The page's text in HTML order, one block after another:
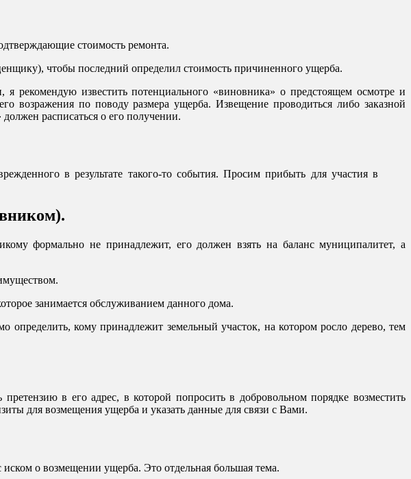
стоимость ремонта.
чтобы последний определил стоимость причиненного ущерба.
рекомендую известить потенциального «виновника» о предстоящем осмотре и
возражения по поводу размера ущерба. Извещение проводиться либо заказной
расписаться о его получении.
в результате такого-то события. Просим прибыть для участия в
формально не принадлежит, его должен взять на баланс муниципалитет, а
занимается обслуживанием данного дома.
кому принадлежит земельный участок, на котором росло дерево, тем
в его адрес, в которой попросить в добровольном порядке возместить
для возмещения ущерба и указать данные для связи с Вами.
о возмещении ущерба. Это отдельная большая тема.